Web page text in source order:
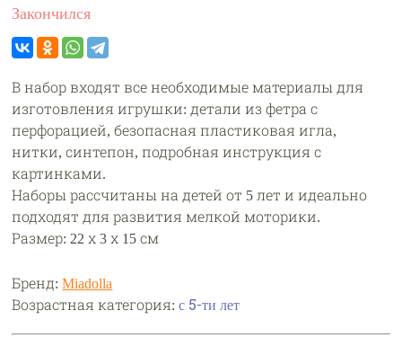
Закончился
В набор входят все необходимые материалы для
изготовления игрушки: детали из фетра с
перфорацией, безопасная пластиковая игла,
нитки, синтепон, подробная инструкция с
картинками.
Наборы рассчитаны на детей от 5 лет и идеально
подходят для развития мелкой моторики.
Размер: 22 х 3 х 15 см
Бренд:Miadolla
Возрастная категория:с 5-ти лет